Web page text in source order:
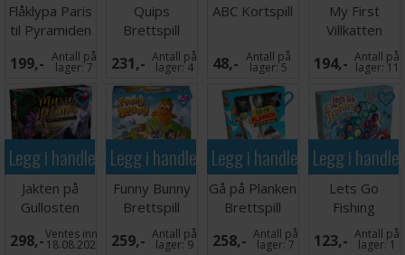
Flåklypa Paris
til Pyramiden
Brettspill
199,- Antall på
lager:7
Quips
Brettspill
231,- Antall på
lager:4
ABC Kortspill
48,- Antall på
lager:5
My First
Villkatten
Brettspill
Norsk
194,- Antall på
lager: 11
Legg i handlekurven
Jakten på
Gullosten
Brettspill
298,-Ventes inn
18.08.2026
Legg i handlekurven
Funny Bunny
Brettspill
259,- Antall på
lager:9
Legg i handlekurven
Gå på Planken
Brettspill
258,- Antall på
lager:7
Legg i
Lets Go
Fishing
Brettspill
123,- Antall på
lager:1